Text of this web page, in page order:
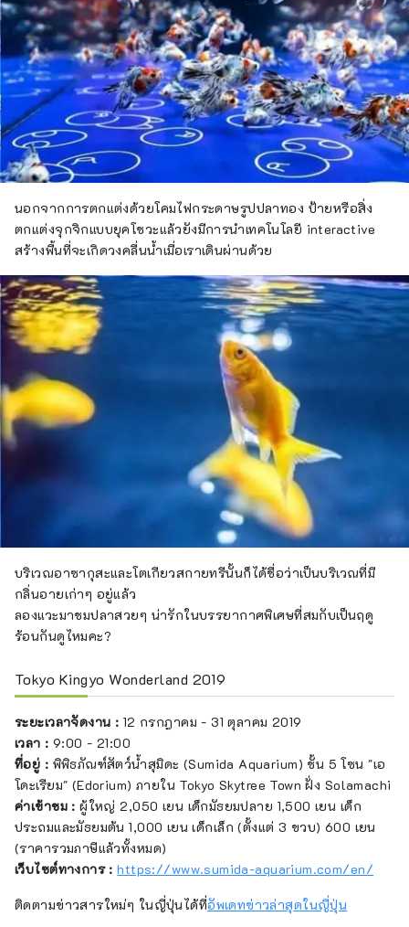
นอกจากการตกแต่งด้วยโคมไฟกระดาษรูปปลาทอง ป้ายหรือสิ่ง
ตกแต่งจุกจิกแบบยุคโชวะแล้วยังมีการนำเทคโนโลยี interactive
สร้างพื้นที่จะเกิดวงคลื่นน้ำเมื่อเราเดินผ่านด้วย
บริเวณอาซากุสะและโตเกียวสกายทรีนั้นก็ได้ชื่อว่าเป็นบริเวณที่มี
กลิ่นอายเก่าๆ อยู่แล้ว
ลองแวะมาชมปลาสวยๆ น่ารักในบรรยากาศพิเศษที่สมกับเป็นฤดู
ร้อนกันดูไหมคะ?
Tokyo Kingyo Wonderland 2019
ระยะเวลาจัดงาน : 12 กรกฎาคม - 31 ตุลาคม 2019
เวลา : 9:00 - 21:00
ที่อยู่ : พิพิธภัณฑ์สัตว์น้ำสุมิดะ (Sumida Aquarium) ชั้น 5 โซน "เอ
โดะเรียม" (Edorium) ภายใน Tokyo Skytree Town ฝั่ง Solamachi
ค่าเข้าชม :ผู้ใหญ่ 2,050 เยน เด็กมัธยมปลาย 1,500 เยน เด็ก
ประถมและมัธยมต้น 1,000 เยน เด็กเล็ก (ตั้งแต่ 3 ขวบ) 600 เยน
(ราคารวมภาษีแล้วทั้งหมด)
เว็บไซต์ทางการ : https://www.sumida-aquarium.com/en/
ติดตามข่าวสารใหม่ๆ ในญี่ปุ่นได้ที่อัพเดทข่าวล่าสุดในญี่ปุ่น